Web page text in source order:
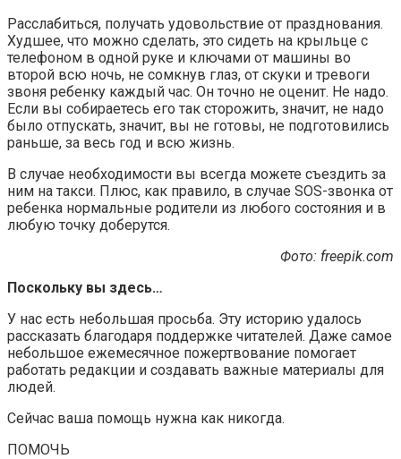
Расслабиться, получать удовольствие от празднования.
Худшее, что можно сделать, это сидеть на крыльце с
телефоном в одной руке и ключами от машины во
второй всю ночь, не сомкнув глаз, от скуки и тревоги
звоня ребенку каждый час. Он точно не оценит. Не надо.
Если вы собираетесь его так сторожить, значит, не надо
было отпускать, значит, вы не готовы, не подготовились
раньше, за весь год и всю жизнь.
В случае необходимости вы всегда можете съездить за
ним на такси. Плюс, как правило, в случае SOS-звонка от
ребенка нормальные родители из любого состояния и в
любую точку доберутся.
Фото: freepik.com
Поскольку вы здесь…
У нас есть небольшая просьба. Эту историю удалось
рассказать благодаря поддержке читателей. Даже самое
небольшое ежемесячное пожертвование помогает
работать редакции и создавать важные материалы для
людей.
Сейчас ваша помощь нужна как никогда.
ПОМОЧЬ